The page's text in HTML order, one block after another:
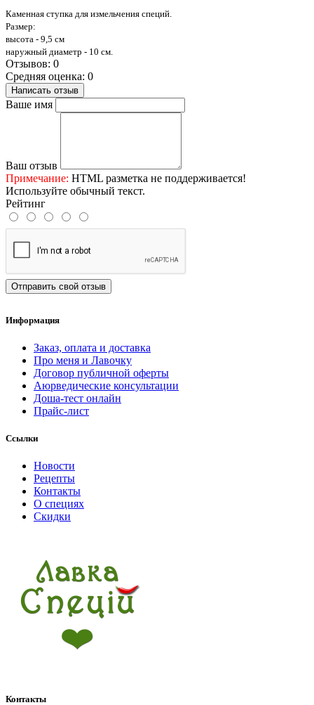
Каменная ступка для измельчения специй.
Размер:
высота - 9,5 см
наружный диаметр - 10 см.
Отзывов: 0
Средняя оценка: 0
Написать отзыв
Ваше имя
Ваш отзыв
Примечание: HTML разметка не поддерживается!
Используйте обычный текст.
Рейтинг
Отправить свой отзыв
Информация
Заказ, оплата и доставка
Про меня и Лавочку
Договор публичной оферты
Аюрведические консультации
Доша-тест онлайн
Прайс-лист
Ссылки
Новости
Рецепты
Контакты
О специях
Скидки
Контакты